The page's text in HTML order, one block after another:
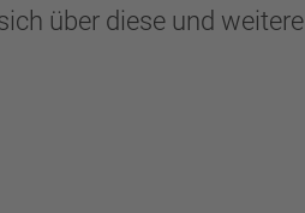
über diese und weitere